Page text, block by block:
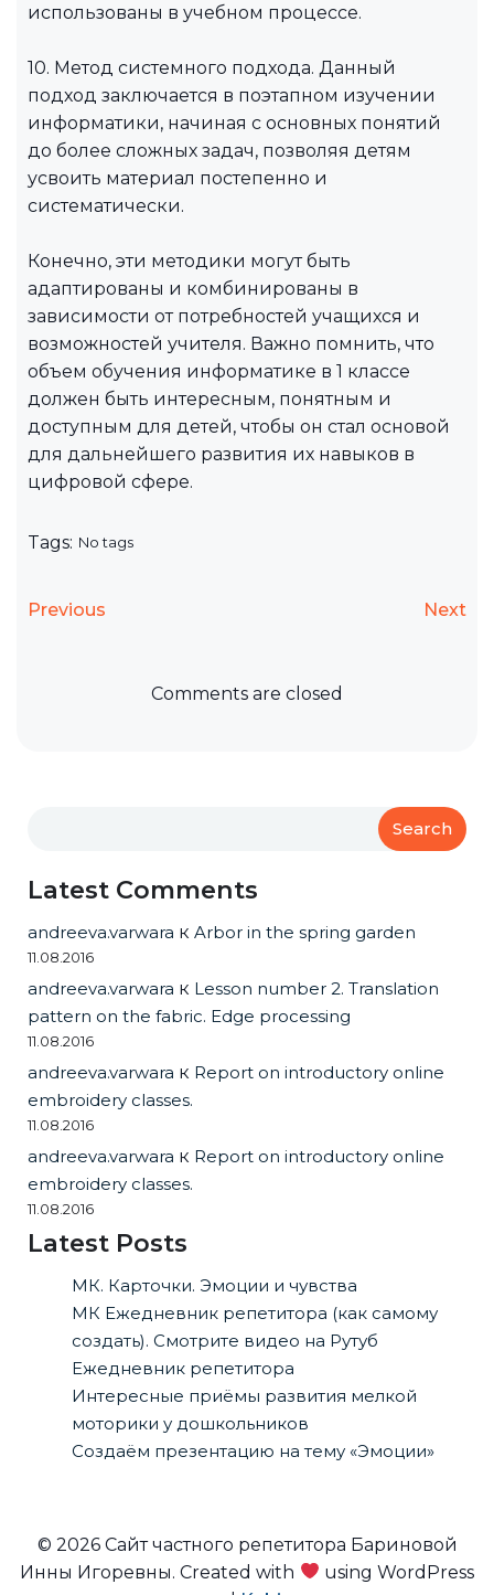
использованы в учебном процессе.
10. Метод системного подхода. Данный
подход заключается в поэтапном изучении
информатики, начиная с основных понятий
до более сложных задач, позволяя детям
усвоить материал постепенно и
систематически.
Конечно, эти методики могут быть
адаптированы и комбинированы в
зависимости от потребностей учащихся и
возможностей учителя. Важно помнить, что
объем обучения информатике в 1 классе
должен быть интересным, понятным и
доступным для детей, чтобы он стал основой
для дальнейшего развития их навыков в
цифровой сфере.
Tags: No tags
Previous Next
Comments are closed
Search
Latest Comments
andreeva.varwara к Arbor in the spring garden
11.08.2016
andreeva.varwara к Lesson number 2. Translation
pattern on the fabric. Edge processing
11.08.2016
andreeva.varwara к Report on introductory online
embroidery classes.
11.08.2016
andreeva.varwara к Report on introductory online
embroidery classes.
11.08.2016
Latest Posts
МК. Карточки. Эмоции и чувства
МК Ежедневник репетитора (как самому
создать). Смотрите видео на Рутуб
Ежедневник репетитора
Интересные приёмы развития мелкой
моторики у дошкольников
Создаём презентацию на тему «Эмоции»
© 2026 Сайт частного репетитора Бариновой
Инны Игоревны. Created with
using WordPress